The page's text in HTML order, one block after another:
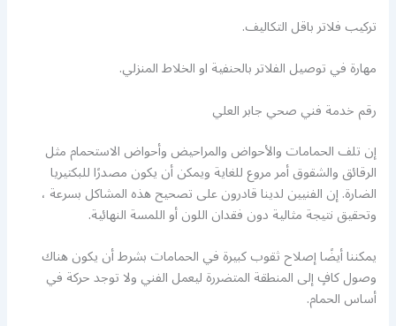
تركيب فلاتر باقل التكاليف.
مهارة في توصيل الفلاتر بالحنفية او الخلاط المنزلي.
رقم خدمة فني صحي جابر العلي
إن تلف الحمامات والأحواض والمراحيض وأحواض الاستحمام مثل
الرقائق والشقوق أمر مروع للغاية ويمكن أن يكون مصدرًا للبكتيريا
الضارة. إن الفنيين لدينا قادرون على تصحيح هذه المشاكل بسرعة ،
وتحقيق نتيجة مثالية دون فقدان اللون أو اللمسة النهائية.
يمكننا أيضًا إصلاح ثقوب كبيرة في الحمامات بشرط أن يكون هناك
وصول كافٍ إلى المنطقة المتضررة ليعمل الفني ولا توجد حركة في
أساس الحمام.